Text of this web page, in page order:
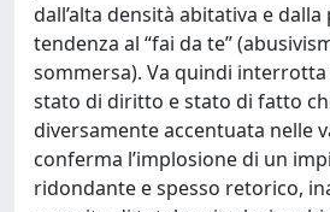
dall’alta densità abitativa e
tendenza al “fai da te”
sommersa). Va quindi
stato di diritto e stato di fatto
diversamente accentuata nelle
conferma l’implosione di un
ridondante e spesso retorico,